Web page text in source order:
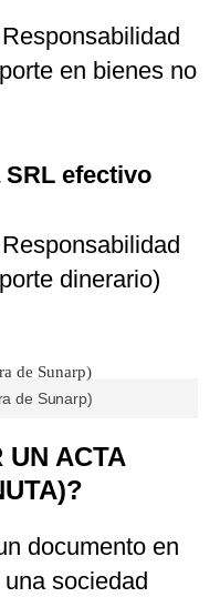
en bienes no
SRL efectivo
dinerario)
de Sunarp)
ACTA
documento en
sociedad